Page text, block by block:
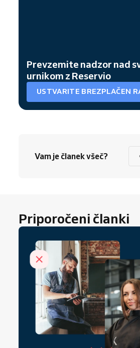
Prevzemite nadzor nad
urnikom z Reservio
USTVARITE BREZPLAČEN
Vam je članek všeč?
Priporočeni članki